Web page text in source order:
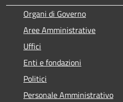
Organi di Governo
Aree Amministrative
Uffici
Enti e fondazioni
Politici
Personale Amministrativo